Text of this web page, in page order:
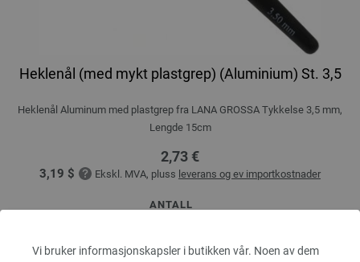
Vi bruker informasjonskapsler i butikken vår. Noen av dem
Heklenål (med mykt plastgrep) (Aluminium) St. 3,5
Heklenål Aluminum med plastgrep fra LANA GROSSA Tykkelse 3,5 mm,
Lengde 15cm
2,73 €
3,19 $ Ekskl. MVA, pluss leverans og ev importkostnader
ANTALL